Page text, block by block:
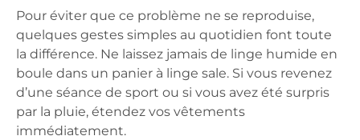
Pour éviter que ce problème ne se reproduise,
quelques gestes simples au quotidien font toute
la différence. Ne laissez jamais de linge humide en
boule dans un panier à linge sale. Si vous revenez
d’une séance de sport ou si vous avez été surpris
par la pluie, étendez vos vêtements
immédiatement.